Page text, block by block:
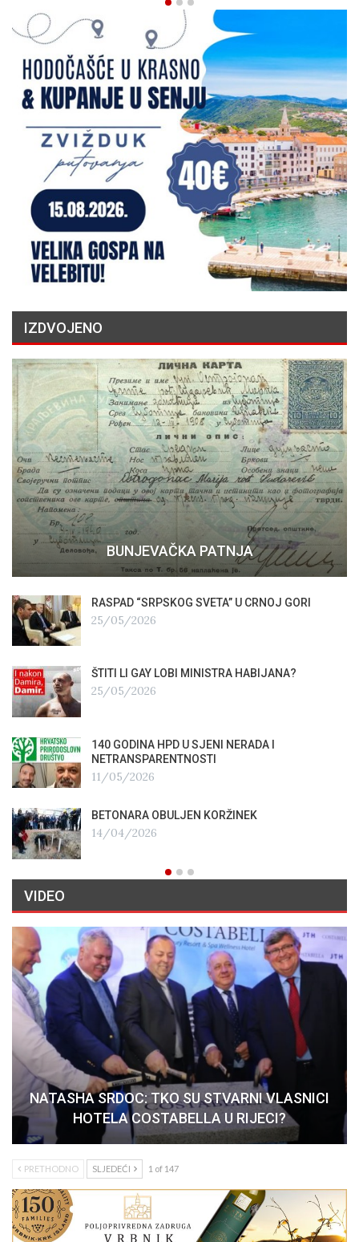
IZDVOJENO
BUNJEVAČKA PATNJA
RASPAD “SRPSKOG SVETA” U CRNOJ GORI
25/05/2026
ŠTITI LI GAY LOBI MINISTRA HABIJANA?
25/05/2026
140 GODINA HPD U SJENI NERADA I
NETRANSPARENTNOSTI
11/05/2026
BETONARA OBULJEN KORŽINEK
14/04/2026
VIDEO
NATASHA SRDOC: TKO SU STVARNI VLASNICI
HOTELA COSTABELLA U RIJECI?
PRETHODNO SLJEDEĆI 1 of 147